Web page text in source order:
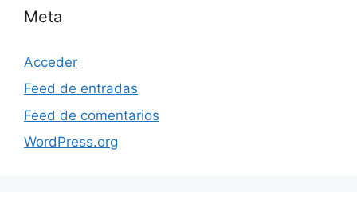
Meta
Acceder
Feed de entradas
Feed de comentarios
WordPress.org